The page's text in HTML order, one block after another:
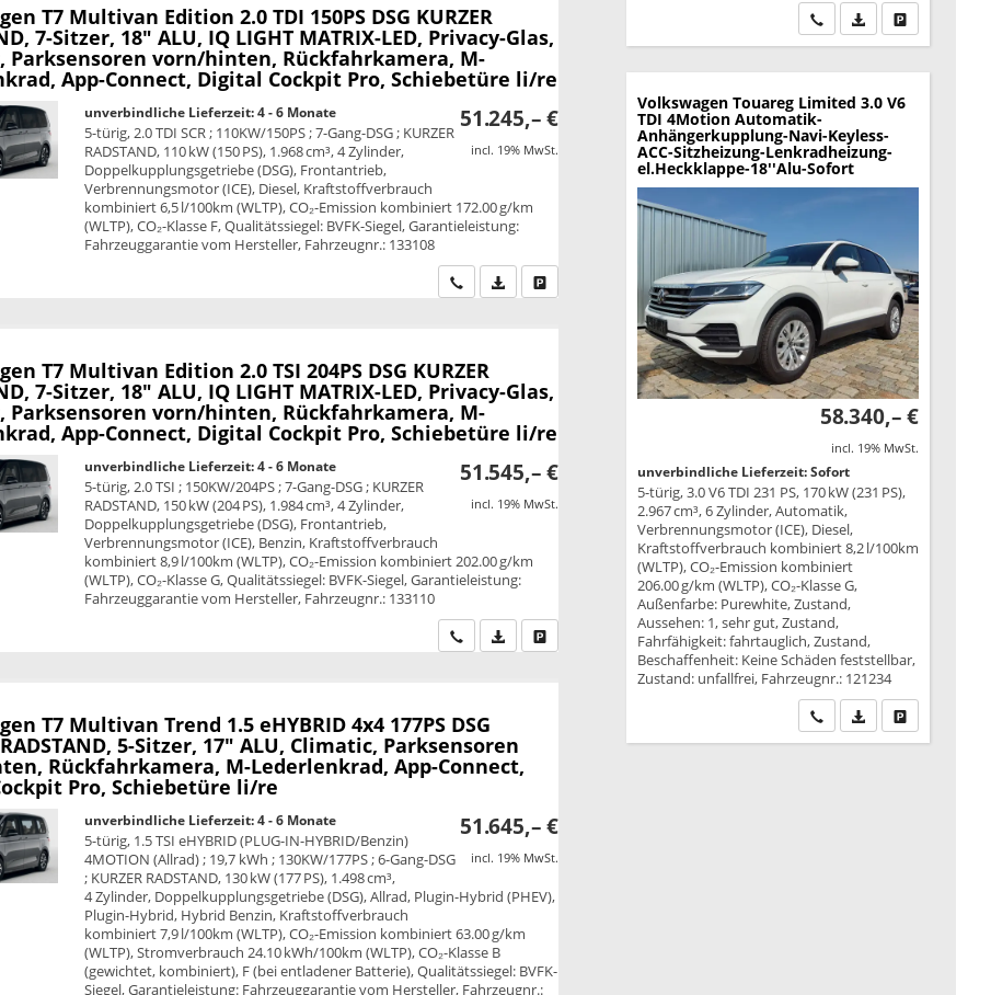
T7 Multivan Edition 2.0 TDI 150PS DSG KURZER
7-Sitzer, 18" ALU, IQ LIGHT MATRIX-LED, Privacy-Glas,
Parksensoren vorn/hinten, Rückfahrkamera, M-
App-Connect, Digital Cockpit Pro, Schiebetüre li/re
51.245,– €
incl. 19% MwSt.
unverbindliche Lieferzeit: 4 - 6 Monate
5-türig, 2.0 TDI SCR ; 110KW/150PS ; 7-Gang-DSG ; KURZER
RADSTAND, 110 kW (150 PS), 1.968 cm³, 4 Zylinder,
Doppelkupplungsgetriebe (DSG), Frontantrieb,
Verbrennungsmotor (ICE), Diesel, Kraftstoffverbrauch
kombiniert 6,5 l/100km (WLTP), CO₂-Emission kombiniert 172.00 g/km
(WLTP), CO₂-Klasse F, Qualitätssiegel: BVFK-Siegel, Garantieleistung:
Fahrzeuggarantie vom Hersteller, Fahrzeugnr.: 133108
Wir rufen Sie anPDF-Datei, Fahrzeugexposé drucken
Drucken, parken oder vergleichen
T7 Multivan Edition 2.0 TSI 204PS DSG KURZER
7-Sitzer, 18" ALU, IQ LIGHT MATRIX-LED, Privacy-Glas,
Parksensoren vorn/hinten, Rückfahrkamera, M-
App-Connect, Digital Cockpit Pro, Schiebetüre li/re
51.545,– €
incl. 19% MwSt.
unverbindliche Lieferzeit: 4 - 6 Monate
5-türig, 2.0 TSI ; 150KW/204PS ; 7-Gang-DSG ; KURZER
RADSTAND, 150 kW (204 PS), 1.984 cm³, 4 Zylinder,
Doppelkupplungsgetriebe (DSG), Frontantrieb,
Verbrennungsmotor (ICE), Benzin, Kraftstoffverbrauch
kombiniert 8,9 l/100km (WLTP), CO₂-Emission kombiniert 202.00 g/km
(WLTP), CO₂-Klasse G, Qualitätssiegel: BVFK-Siegel, Garantieleistung:
Fahrzeuggarantie vom Hersteller, Fahrzeugnr.: 133110
Wir rufen Sie anPDF-Datei, Fahrzeugexposé drucken
Drucken, parken oder vergleichen
T7 Multivan Trend 1.5 eHYBRID 4x4 177PS DSG
RADSTAND, 5-Sitzer, 17" ALU, Climatic, Parksensoren
Rückfahrkamera, M-Lederlenkrad, App-Connect,
Pro, Schiebetüre li/re
51.645,– €
incl. 19% MwSt.
unverbindliche Lieferzeit: 4 - 6 Monate
5-türig, 1.5 TSI eHYBRID (PLUG-IN-HYBRID/Benzin)
4MOTION (Allrad) ; 19,7 kWh ; 130KW/177PS ; 6-Gang-DSG
; KURZER RADSTAND, 130 kW (177 PS), 1.498 cm³,
4 Zylinder, Doppelkupplungsgetriebe (DSG), Allrad, Plugin-Hybrid (PHEV),
Plugin-Hybrid, Hybrid Benzin, Kraftstoffverbrauch
kombiniert 7,9 l/100km (WLTP), CO₂-Emission kombiniert 63.00 g/km
(WLTP), Stromverbrauch 24.10 kWh/100km (WLTP), CO₂-Klasse B
(gewichtet, kombiniert), F (bei entladener Batterie), Qualitätssiegel: BVFK-
Siegel, Garantieleistung: Fahrzeuggarantie vom Hersteller, Fahrzeugnr.:
Wir rufen Sie an
PDF-Datei,Drucken,
Volkswagen Touareg Limited 3.0 V6
TDI 4Motion Automatik-
Anhängerkupplung-Navi-Keyless-
ACC-Sitzheizung-Lenkradheizung-
el.Heckklappe-18''Alu-Sofort
58.340,– €
incl. 19% MwSt.
unverbindliche Lieferzeit: Sofort
5-türig, 3.0 V6 TDI 231 PS, 170 kW (231 PS),
2.967 cm³, 6 Zylinder, Automatik,
Verbrennungsmotor (ICE), Diesel,
Kraftstoffverbrauch kombiniert 8,2 l/100km
(WLTP), CO₂-Emission kombiniert
206.00 g/km (WLTP), CO₂-Klasse G,
Außenfarbe: Purewhite, Zustand,
Aussehen: 1, sehr gut, Zustand,
Fahrfähigkeit: fahrtauglich, Zustand,
Beschaffenheit: Keine Schäden feststellbar,
Zustand: unfallfrei, Fahrzeugnr.: 121234
Wir rufen Sie an
PDF-Datei,Drucken,